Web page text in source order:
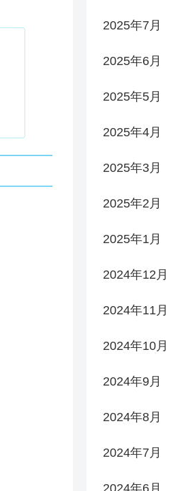
2025年7月
2025年6月
2025年5月
2025年4月
2025年3月
2025年2月
2025年1月
2024年12月
2024年11月
2024年10月
2024年9月
2024年8月
2024年7月
2024年6月